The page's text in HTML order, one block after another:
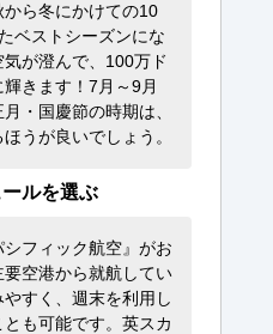
ら冬にかけての10
ベストシーズンにな
が澄んで、100万ド
きます！7月～9月
・国慶節の時期は、
うが良いでしょう。
ルを選ぶ
フィック航空』がお
空港から就航してい
すく、週末を利用し
も可能です。英スカ